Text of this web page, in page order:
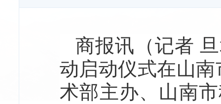
商报讯（记者
动启动仪式在山
术部主办、山南